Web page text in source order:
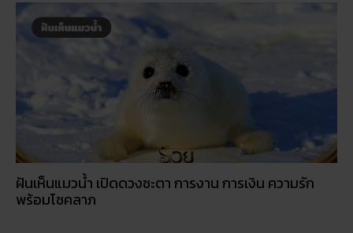
ฝันเห็นแมวน้ำ เปิดดวงชะตา การงาน การเงิน ความรัก
พร้อมโชคลาภ